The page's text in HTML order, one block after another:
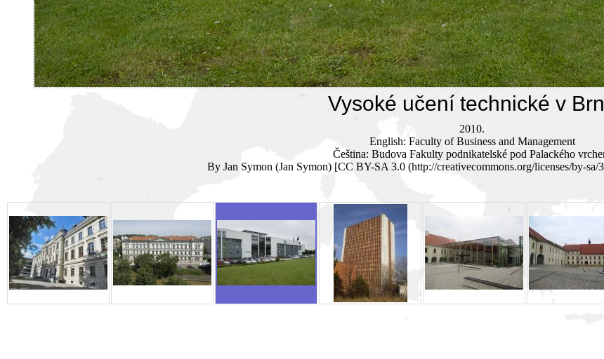
Vysoké učení technické v
2010.
English: Faculty of Business and Management
Čeština: Budova Fakulty podnikatelské pod Palackého
By Jan Symon (Jan Symon) [CC BY-SA 3.0 (http://creativecommons.org/licenses/by-